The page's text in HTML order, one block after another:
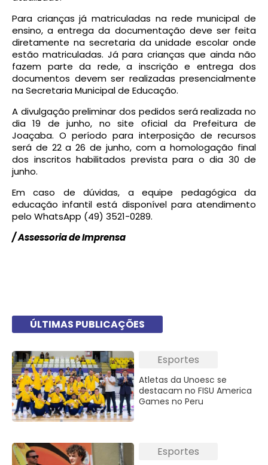
Para crianças já matriculadas na rede municipal de
ensino, a entrega da documentação deve ser feita
diretamente na secretaria da unidade escolar onde
estão matriculadas. Já para crianças que ainda não
fazem parte da rede, a inscrição e entrega dos
documentos devem ser realizadas presencialmente
na Secretaria Municipal de Educação.
A divulgação preliminar dos pedidos será realizada no
dia 19 de junho, no site oficial da Prefeitura de
Joaçaba. O período para interposição de recursos
será de 22 a 26 de junho, com a homologação final
dos inscritos habilitados prevista para o dia 30 de
junho.
Em caso de dúvidas, a equipe pedagógica da
educação infantil está disponível para atendimento
pelo WhatsApp (49) 3521-0289.
/ Assessoria de Imprensa
ÚLTIMAS PUBLICAÇÕES
Esportes
Atletas da Unoesc se
destacam no FISU America
Games no Peru
Esportes